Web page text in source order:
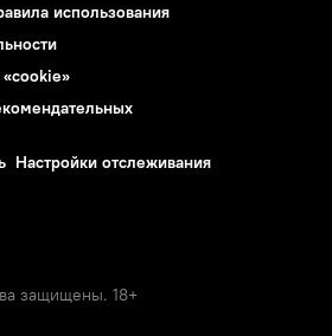
использования
Настройки отслеживания
защищены. 18+